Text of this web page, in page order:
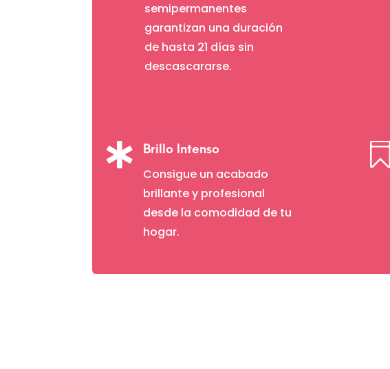
semipermanentes
garantizan una duración
de hasta 21 días sin
descascararse.
 Brillo Intenso
Consigue un acabado
brillante y profesional
desde la comodidad de tu
hogar.
